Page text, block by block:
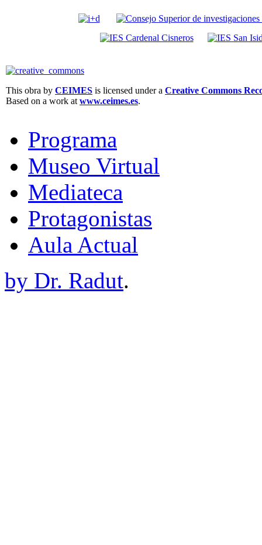
This obra by CEIMES is licensed under a Creative Commons
Based on a work at www.ceimes.es.
Programa
Museo Virtual
Mediateca
Protagonistas
Aula Actual
by Dr. Radut.